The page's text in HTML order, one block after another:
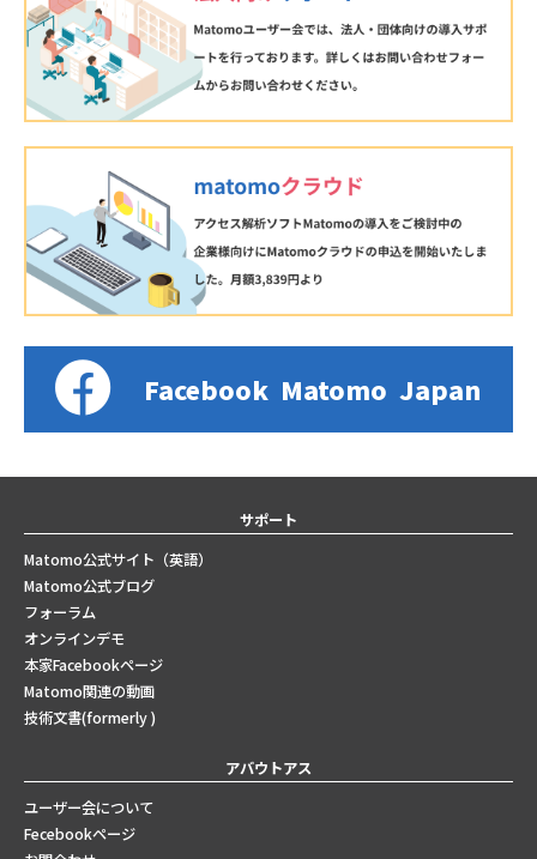
Facebook Matomo Japan
サポート
Matomo公式サイト（英語）
Matomo公式ブログ
フォーラム
オンラインデモ
本家Facebookページ
Matomo関連の動画
技術文書(formerly )
アバウトアス
ユーザー会について
Fecebookページ